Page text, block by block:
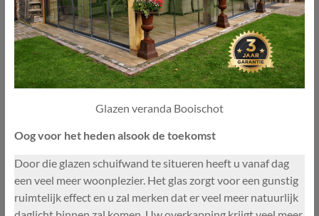
Glazen veranda Booischot
Oog voor het heden alsook de toekomst
Door die glazen schuifwand te situeren heeft u vanaf dag
een veel meer woonplezier. Het glas zorgt voor een gunstig
ruimtelijk effect en u zal merken dat er veel meer natuurlijk